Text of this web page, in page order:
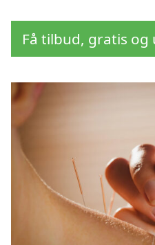
Få tilbud, gratis